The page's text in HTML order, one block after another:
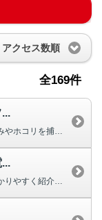
アクセス数順
全169件
キーレスオペレーションキーの電池交換方法を分かりやすく紹介する動画をご用意...